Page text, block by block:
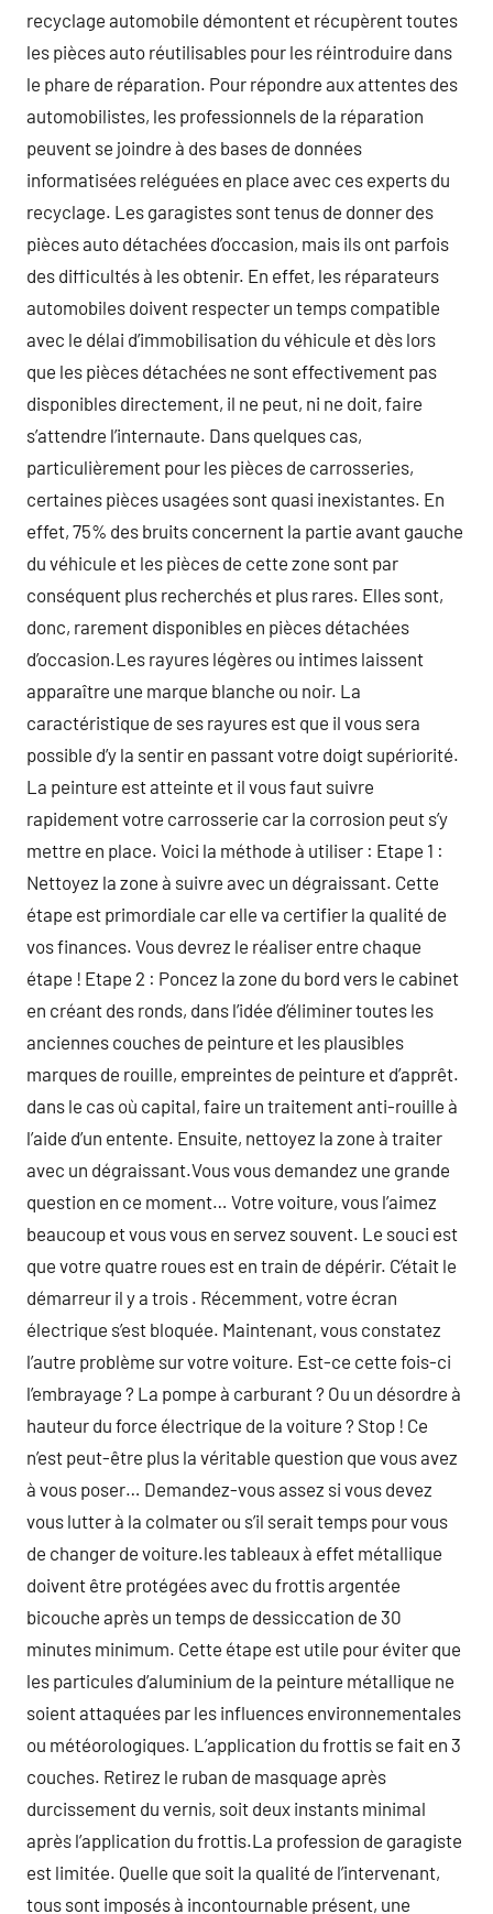
recyclage automobile démontent et récupèrent toutes
les pièces auto réutilisables pour les réintroduire dans
le phare de réparation. Pour répondre aux attentes des
automobilistes, les professionnels de la réparation
peuvent se joindre à des bases de données
informatisées reléguées en place avec ces experts du
recyclage. Les garagistes sont tenus de donner des
pièces auto détachées d’occasion, mais ils ont parfois
des difficultés à les obtenir. En effet, les réparateurs
automobiles doivent respecter un temps compatible
avec le délai d’immobilisation du véhicule et dès lors
que les pièces détachées ne sont effectivement pas
disponibles directement, il ne peut, ni ne doit, faire
s’attendre l’internaute. Dans quelques cas,
particulièrement pour les pièces de carrosseries,
certaines pièces usagées sont quasi inexistantes. En
effet, 75% des bruits concernent la partie avant gauche
du véhicule et les pièces de cette zone sont par
conséquent plus recherchés et plus rares. Elles sont,
donc, rarement disponibles en pièces détachées
d’occasion.Les rayures légères ou intimes laissent
apparaître une marque blanche ou noir. La
caractéristique de ses rayures est que il vous sera
possible d’y la sentir en passant votre doigt supériorité.
La peinture est atteinte et il vous faut suivre
rapidement votre carrosserie car la corrosion peut s’y
mettre en place. Voici la méthode à utiliser : Etape 1 :
Nettoyez la zone à suivre avec un dégraissant. Cette
étape est primordiale car elle va certifier la qualité de
vos finances. Vous devrez le réaliser entre chaque
étape ! Etape 2 : Poncez la zone du bord vers le cabinet
en créant des ronds, dans l’idée d’éliminer toutes les
anciennes couches de peinture et les plausibles
marques de rouille, empreintes de peinture et d’apprêt.
dans le cas où capital, faire un traitement anti-rouille à
l’aide d’un entente. Ensuite, nettoyez la zone à traiter
avec un dégraissant.Vous vous demandez une grande
question en ce moment… Votre voiture, vous l’aimez
beaucoup et vous vous en servez souvent. Le souci est
que votre quatre roues est en train de dépérir. C’était le
démarreur il y a trois . Récemment, votre écran
électrique s’est bloquée. Maintenant, vous constatez
l’autre problème sur votre voiture. Est-ce cette fois-ci
l’embrayage ? La pompe à carburant ? Ou un désordre à
hauteur du force électrique de la voiture ? Stop ! Ce
n’est peut-être plus la véritable question que vous avez
à vous poser… Demandez-vous assez si vous devez
vous lutter à la colmater ou s’il serait temps pour vous
de changer de voiture.les tableaux à effet métallique
doivent être protégées avec du frottis argentée
bicouche après un temps de dessiccation de 30
minutes minimum. Cette étape est utile pour éviter que
les particules d’aluminium de la peinture métallique ne
soient attaquées par les influences environnementales
ou météorologiques. L’application du frottis se fait en 3
couches. Retirez le ruban de masquage après
durcissement du vernis, soit deux instants minimal
après l’application du frottis.La profession de garagiste
est limitée. Quelle que soit la qualité de l’intervenant,
tous sont imposés à incontournable présent, une